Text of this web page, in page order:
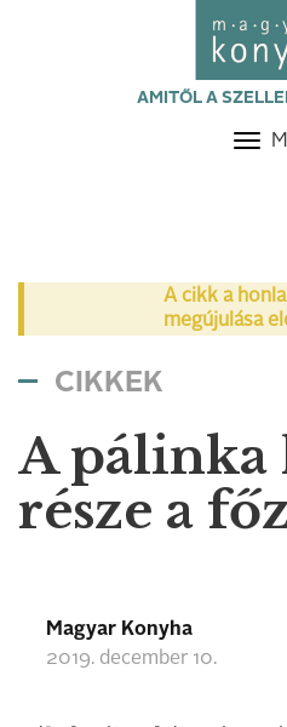
AMITŐL A
A cikk a
megújulása
CIKKEK
A pálinka
része a
Magyar Konyha
2019. december 10.